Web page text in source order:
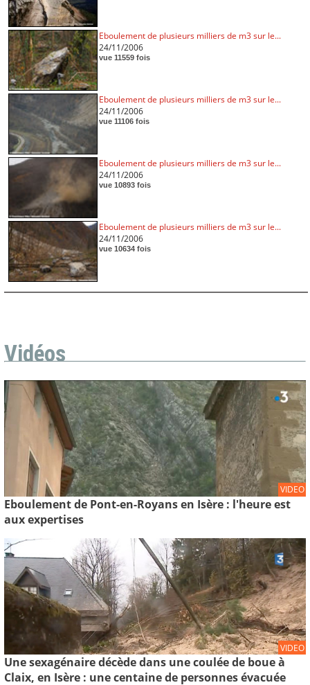
Eboulement de plusieurs milliers de m3 sur le...
24/11/2006
vue 11559 fois
Eboulement de plusieurs milliers de m3 sur le...
24/11/2006
vue 11106 fois
Eboulement de plusieurs milliers de m3 sur le...
24/11/2006
vue 10893 fois
Eboulement de plusieurs milliers de m3 sur le...
24/11/2006
vue 10634 fois
Vidéos
VIDEO
Eboulement de Pont-en-Royans en Isère : l'heure est
aux expertises
VIDEO
Une sexagénaire décède dans une coulée de boue à
Claix, en Isère : une centaine de personnes évacuée